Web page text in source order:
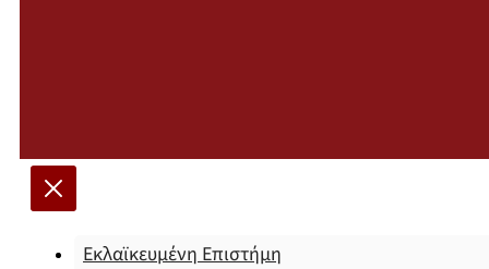
Εκλαϊκευμένη Επιστήμη